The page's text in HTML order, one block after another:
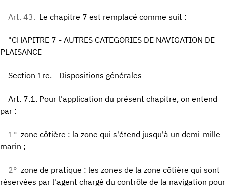
Art. 43. Le chapitre 7 est remplacé comme suit :
"CHAPITRE 7 - AUTRES CATEGORIES DE NAVIGATION DE
PLAISANCE
Section 1re. - Dispositions générales
Art. 7.1. Pour l'application du présent chapitre, on entend
par :
1° zone côtière : la zone qui s'étend jusqu'à un demi-mille
marin ;
2° zone de pratique : les zones de la zone côtière qui sont
réservées par l'agent chargé du contrôle de la navigation pour